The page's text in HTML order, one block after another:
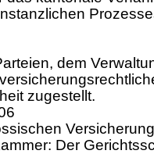
dem
zugestellt.
Der